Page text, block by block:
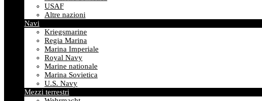
USAF
Altre nazioni
Navi
Kriegsmarine
Regia Marina
Marina Imperiale
Royal Navy
Marine nationale
Marina Sovietica
U.S. Navy
Mezzi terrestri